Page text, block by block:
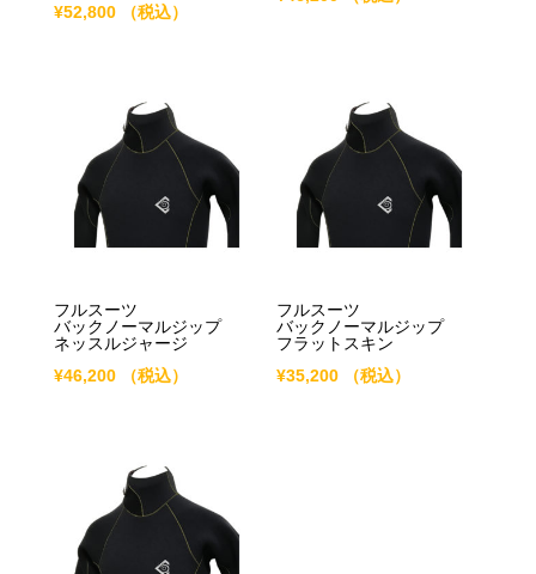
¥52,800 （税込）
フルスーツ
バックノーマルジップ
ネッスルジャージ
¥46,200 （税込）
フルスーツ
バックノーマルジップ
フラットスキン
¥35,200 （税込）